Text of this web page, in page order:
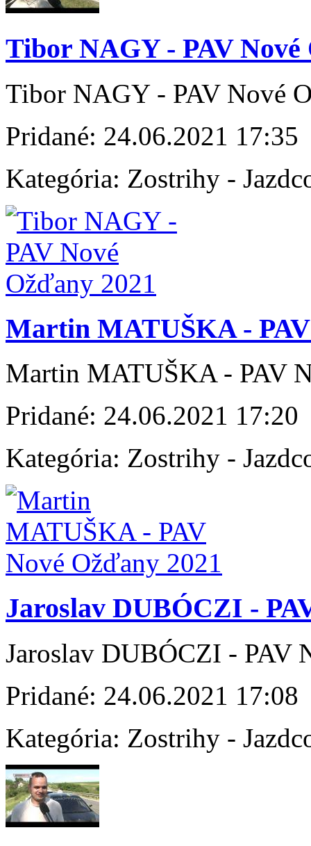
Tibor NAGY - PAV Nové
Tibor NAGY - PAV Nové
Pridané: 24.06.2021 17:35
Kategória: Zostrihy -
Martin MATUŠKA -
Martin MATUŠKA - PAV
Pridané: 24.06.2021 17:20
Kategória: Zostrihy -
Jaroslav DUBÓCZI -
Jaroslav DUBÓCZI - PAV
Pridané: 24.06.2021 17:08
Kategória: Zostrihy -